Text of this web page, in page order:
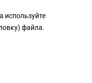
используйте
файла.